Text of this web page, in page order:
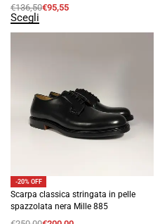
€136,50€95,55
Scegli
-20% OFF
Scarpa classica stringata in pelle
spazzolata nera Mille 885